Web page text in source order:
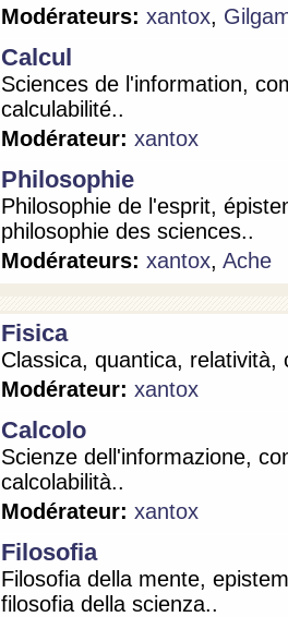
Modérateurs: xantox,
Calcul
Sciences de l'information,
calculabilité..
Modérateur: xantox
Philosophie
Philosophie de l'esprit,
philosophie des sciences..
Modérateurs: xantox, Ache
Fisica
Classica, quantica, relatività,
Modérateur: xantox
Calcolo
Scienze dell'informazione,
calcolabilità..
Modérateur: xantox
Filosofia
Filosofia della mente,
filosofia della scienza..